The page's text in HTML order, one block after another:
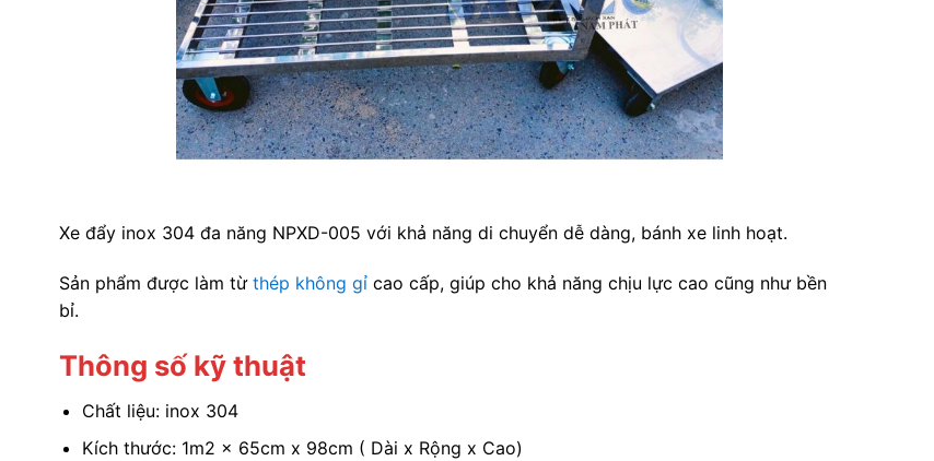
Xe đẩy inox 304 đa năng NPXD-005 với khả năng di chuyển dễ dàng, bánh xe linh hoạt.
Sản phẩm được làm từthép không gỉ cao cấp, giúp cho khả năng chịu lực cao cũng như bền
bỉ.
Thông số kỹ thuật
Chất liệu: inox 304
Kích thước: 1m2 x 65cm x 98cm ( Dài x Rộng x Cao)